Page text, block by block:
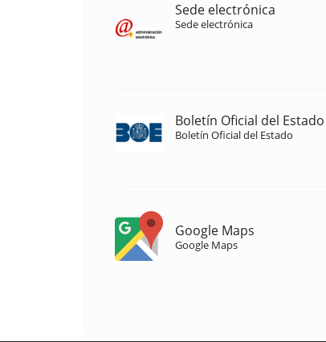
Sede electrónica
Sede electrónica
Boletín Oficial del Estado
Boletín Oficial del Estado
Google Maps
Google Maps